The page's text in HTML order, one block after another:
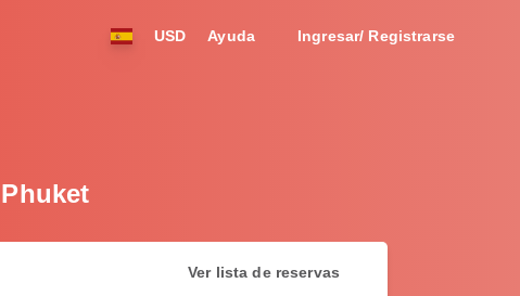
USD Ayuda Ingresar/ Registrarse
Ver lista de reservas